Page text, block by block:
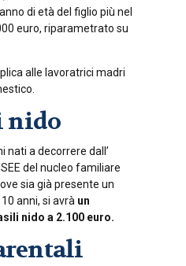
di età del figlio più nel
euro, riparametrato su
alle lavoratrici madri
nido
nati a decorrere dall’
del nucleo familiare
sia già presente un
anni, si avrà un
nido a 2.100 euro.